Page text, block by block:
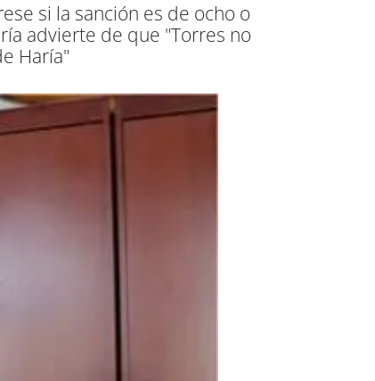
si la sanción es de ocho o
advierte de que "Torres no
Haría"